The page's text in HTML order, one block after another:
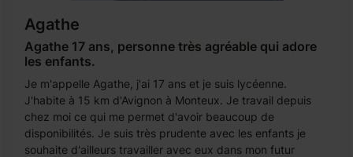
Agathe
Agathe 17 ans, personne très agréable qui adore
les enfants.
Je m'appelle Agathe, j'ai 17 ans et je suis lycéenne.
J'habite à 15 km d'Avignon à Monteux. Je travail depuis
chez moi ce qui me permet d'avoir beaucoup de
disponibilités. Je suis très prudente avec les enfants je
souhaite d'ailleurs travailler avec eux dans mon futur